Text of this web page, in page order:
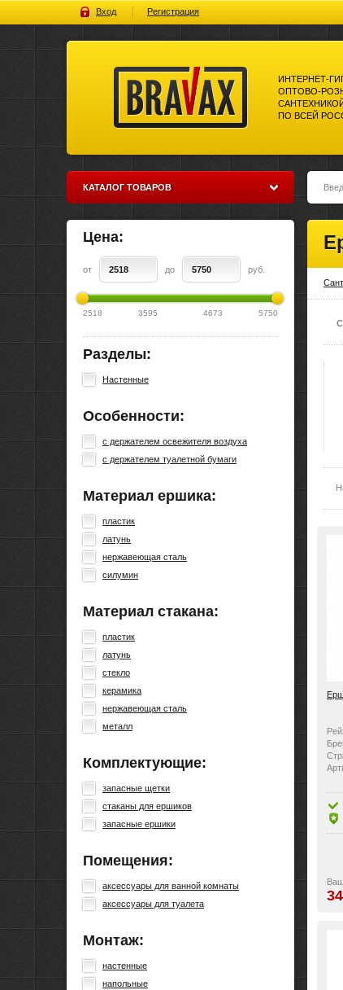
Вход Регистрация
всей россии
ИНТЕРНЕТ-
ОПТОВО-
ПО ВСЕЙ
КАТАЛОГ ТОВАРОВ
Цена:
от до руб.
2518 3595 4673 5750
Разделы:
Настенные
Особенности:
с держателем освежителя воздуха
с держателем туалетной бумаги
Материал ершика:
пластик
латунь
нержавеющая сталь
силумин
Материал стакана:
пластик
латунь
стекло
керамика
нержавеющая сталь
металл
Комплектующие:
запасные щетки
стаканы для ершиков
запасные ершики
Помещения:
аксессуары для ванной комнаты
аксессуары для туалета
Монтаж:
настенные
напольные